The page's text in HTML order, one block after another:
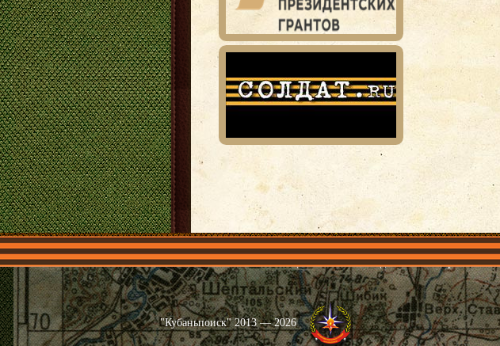
Главная Имена Общественные объединения Проекты
"Кубаньпоиск" 2013 — 2026